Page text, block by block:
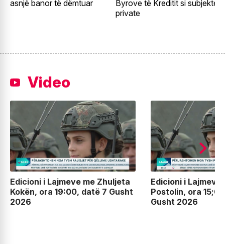
asnjë banor të dëmtuar
Byrove të Kreditit si subjekte
private
Video
Edicioni i Lajmeve me Zhuljeta
Kokën, ora 19:00, datë 7 Gusht
2026
Edicioni i Lajmeve
Postolin, ora
Gusht 2026